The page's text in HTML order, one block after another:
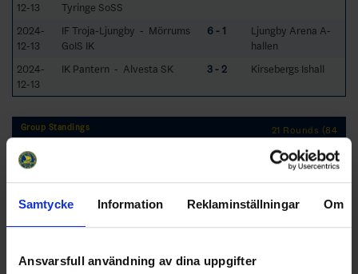
Samtycke Information Reklaminställningar Om
Ansvarsfull användning av dina uppgifter
12-13
Tyringe SoSS
2024-
12-13
IF Troja-Ljungby - Mörrums
GoIS IK
6 - 1
Ljungby Arena A-
hallen
2024-
12-13
IK Pantern - Alvesta SK 3 - 2 Kirsebergs Ishall
Group Standings
21 Rounds (84
RK
TP
Hammers HC